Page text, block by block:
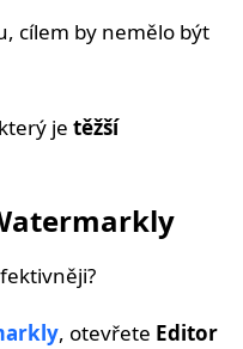
cílem by nemělo být
je těžší
, otevřete Editor